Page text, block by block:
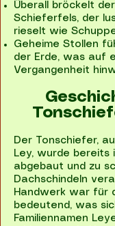
Überall bröckelt
Schieferfels, der
rieselt wie
Geheime Stollen
der Erde, was auf
Vergangenheit
Der Tonschiefer,
Ley, wurde bereits
abgebaut und zu
Dachschindeln
Handwerk war für
bedeutend, was
Familiennamen